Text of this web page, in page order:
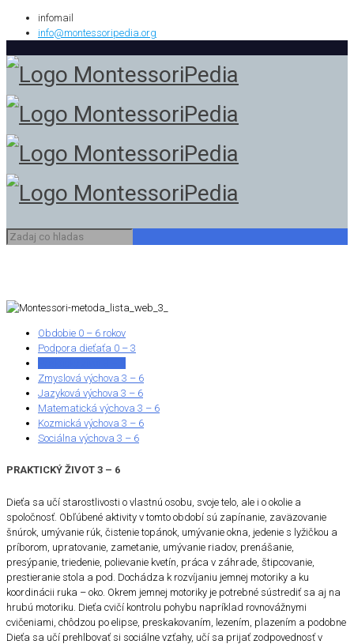
infomail
info@montessoripedia.org
Obdobie 0 – 6 rokov
Podpora dieťaťa 0 – 3
Zmyslová výchova 3 – 6
Jazyková výchova 3 – 6
Matematická výchova 3 – 6
Kozmická výchova 3 – 6
Sociálna výchova 3 – 6
PRAKTICKÝ ŽIVOT 3 – 6
Dieťa sa učí starostlivosti o vlastnú osobu, svoje telo, ale i o okolie a
spoločnosť. Obľúbené aktivity v tomto období sú zapínanie, zaväzovanie
šnúrok, umývanie rúk, čistenie topánok, umývanie okna, jedenie s lyžičkou a
príborom, upratovanie, zametanie, umývanie riadov, prenášanie,
presýpanie, triedenie, polievanie kvetín, práca v záhrade, štipcovanie,
prestieranie stola a pod. Dochádza k rozvíjaniu jemnej motoriky a ku
koordinácii ruka – oko. Okrem jemnej motoriky je potrebné sústrediť sa aj na
hrubú motoriku. Dieťa cvičí kontrolu pohybu napríklad rovnovážnymi
cvičeniami, chôdzou po elipse, preskakovaním, lezením, plazením a podobne
Dieťa sa učí prehlbovať si sociálne vzťahy, učí sa prijať zodpovednosť v